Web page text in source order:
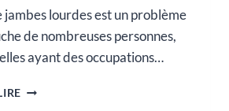
jambes lourdes est un problème
de nombreuses personnes,
ayant des occupations…
SOIGNER